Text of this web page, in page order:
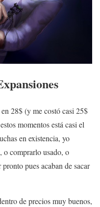
28$ (y me costó casi 25$
momentos está casi el
en existencia, yo
o comprarlo usado, o
pues acaban de sacar
de precios muy buenos,